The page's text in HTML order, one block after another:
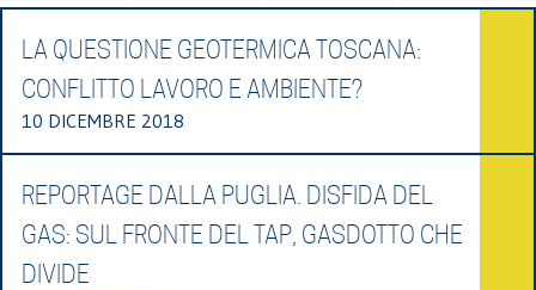
LA QUESTIONE GEOTERMICA TOSCANA:
CONFLITTO LAVORO E AMBIENTE?
10 DICEMBRE 2018
REPORTAGE DALLA PUGLIA. DISFIDA DEL
GAS: SUL FRONTE DEL TAP, GASDOTTO CHE
DIVIDE